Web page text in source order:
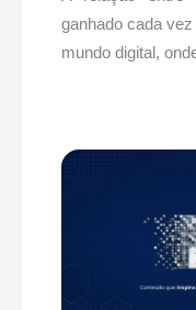
ganhado cada
mundo digital,